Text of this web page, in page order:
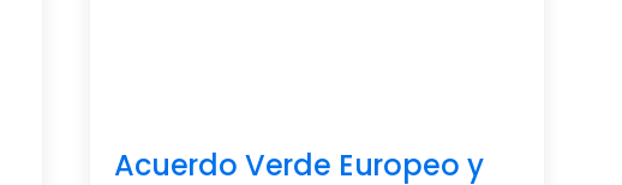
Acuerdo Verde Europeo y